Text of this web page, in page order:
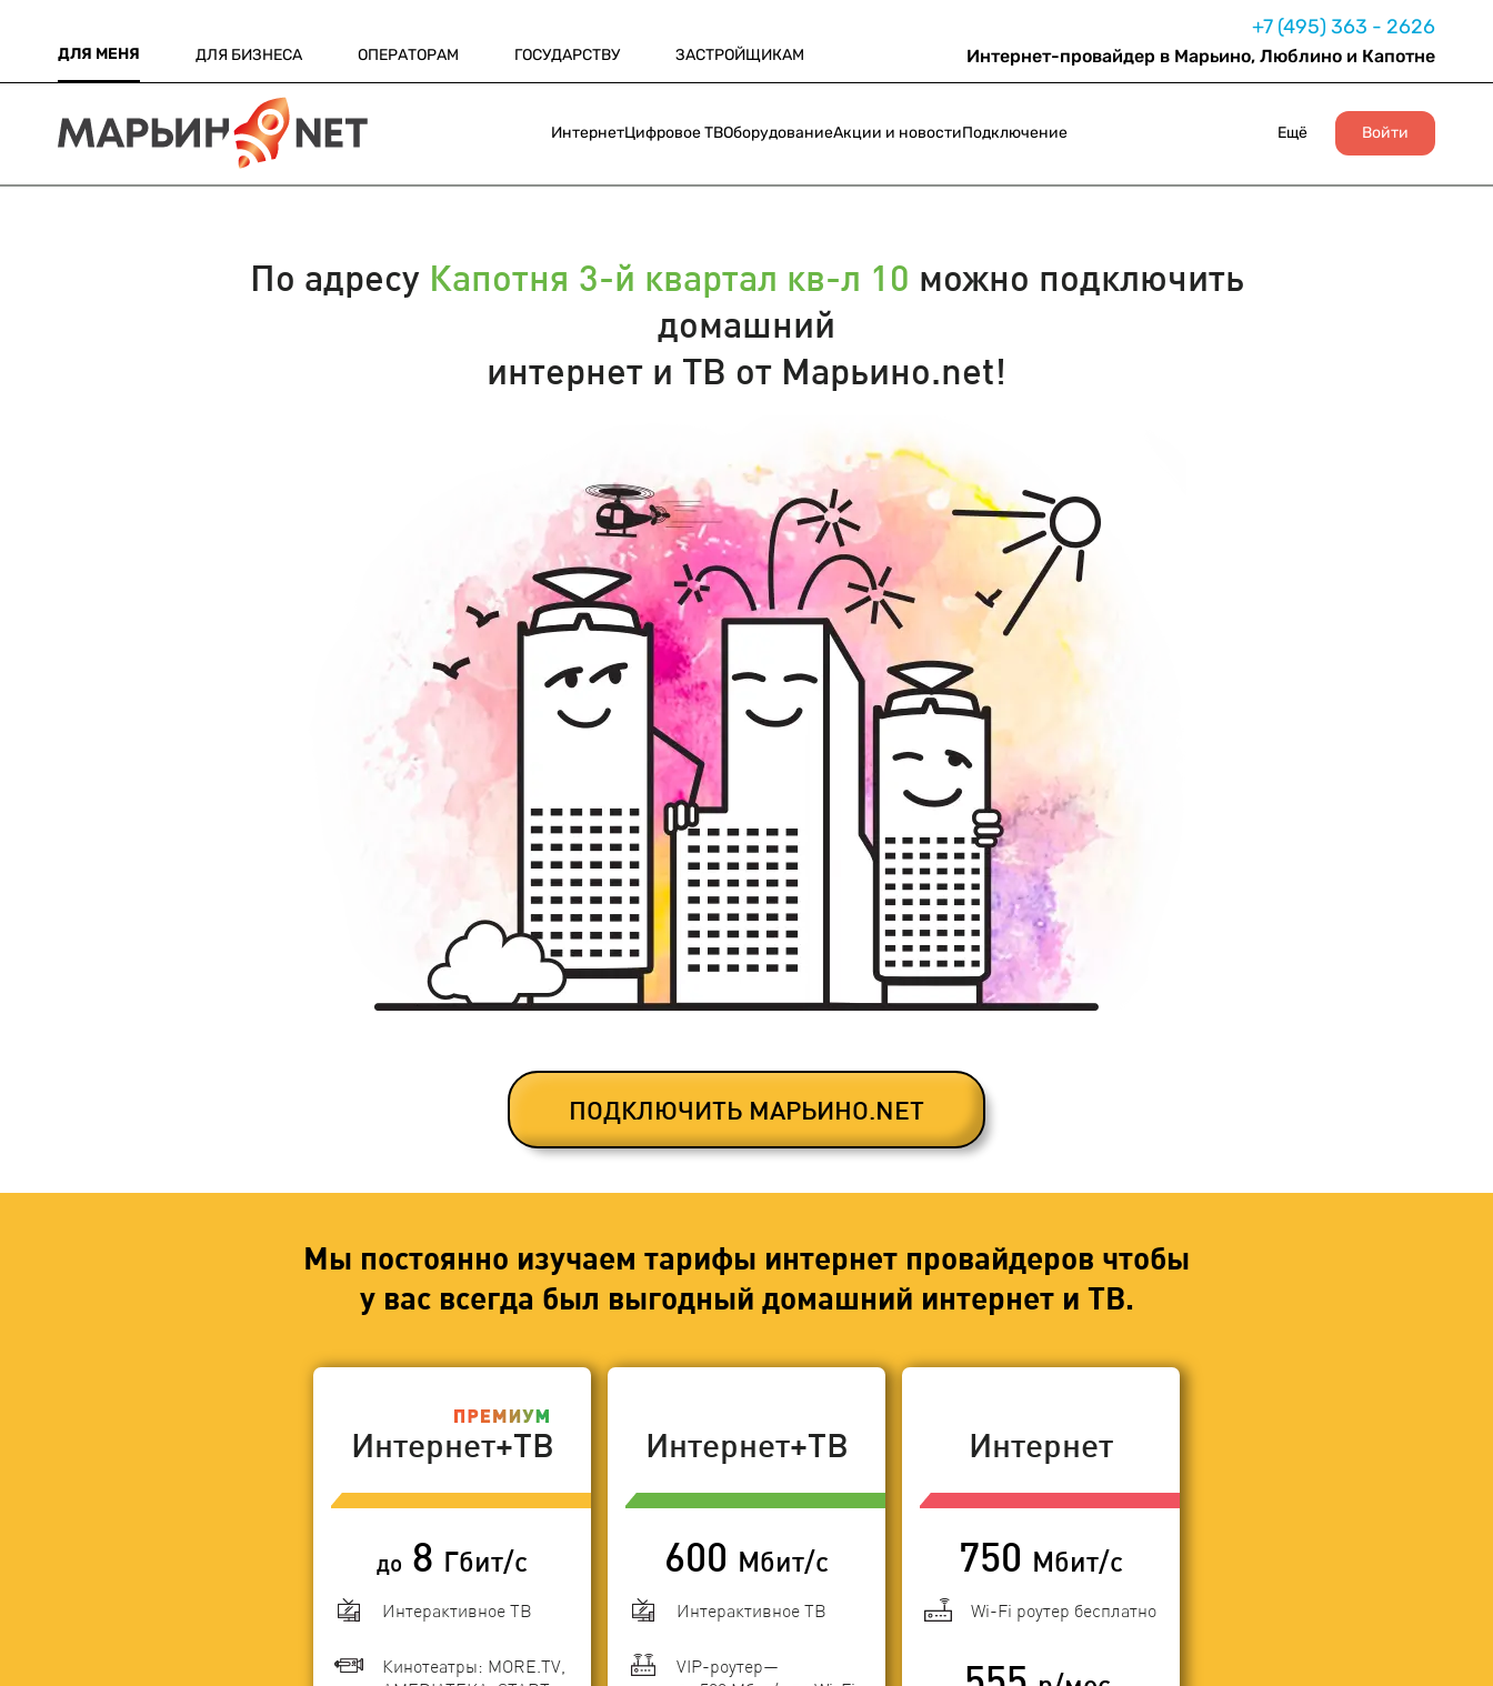
ДЛЯ МЕНЯ ДЛЯ БИЗНЕСА ОПЕРАТОРАМ ГОСУДАРСТВУ ЗАСТРОЙЩИКАМ
+7 (495) 363 - 2626
Интернет-провайдер в Марьино, Люблино и Капотне
ИнтернетЦифровое ТВОборудованиеАкции и новостиПодключение Ещё Войти
По адресу Капотня 3-й квартал кв-л 10 можно подключить
домашний
интернет и ТВ от Марьино.net!
ПОДКЛЮЧИТЬ МАРЬИНО.NET
Мы постоянно изучаем тарифы интернет провайдеров чтобы
у вас всегда был выгодный домашний интернет и ТВ.
Интернет+ТВ
до 8 Гбит/с
Интерактивное ТВ
Кинотеатры: MORE.TV,
Интернет+ТВ
600 Мбит/с
Интерактивное ТВ
VIP-роутер—
Интернет
750 Мбит/с
Wi-Fi роутер бесплатно